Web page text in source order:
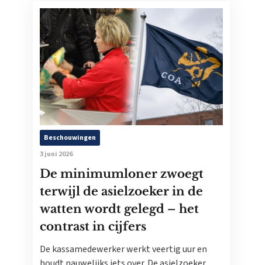
Beschouwingen
3 juni 2026
De minimumloner zwoegt
terwijl de asielzoeker in de
watten wordt gelegd – het
contrast in cijfers
De kassamedewerker werkt veertig uur en